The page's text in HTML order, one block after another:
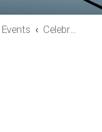
Events Celebration Japan - 2008